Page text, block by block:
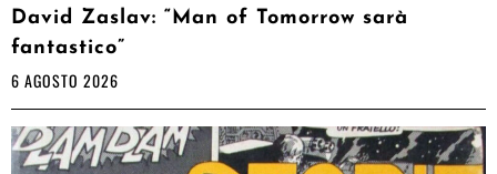
David Zaslav: “Man of Tomorrow sarà
fantastico”
6 AGOSTO 2026